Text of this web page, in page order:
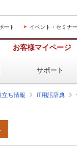
ート イベント・セミナー
お客様マイページ
サポート
立ち情報 IT用語辞典